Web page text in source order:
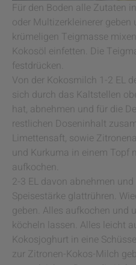
Für den Boden alle Zutaten
oder Multizerkleinerer geben
krümeligen Teigmasse
Kokosöl einfetten. Die
festdrücken.
Von der Kokosmilch 1-2 EL
sich durch das Kaltstellen
hat, abnehmen und für die
restlichen Doseninhalt
Limettensaft, sowie
und Kurkuma in einem Topf
aufkochen.
2-3 EL davon abnehmen
Speisestärke glattrühren.
geben. Alles aufkochen und
köcheln lassen. Alles leicht
Kokosjoghurt in eine
zur Zitronen-Kokos-Milch